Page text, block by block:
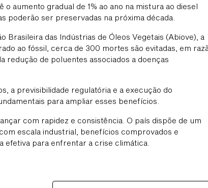
aumento gradual de 1% ao ano na mistura ao diesel
poderão ser preservadas na próxima década.
Brasileira das Indústrias de Óleos Vegetais (Abiove), a
ao fóssil, cerca de 300 mortes são evitadas, em
redução de poluentes associados a doenças
a previsibilidade regulatória e a execução do
para ampliar esses benefícios.
com rapidez e consistência. O país dispõe de um
escala industrial, benefícios comprovados e
efetiva para enfrentar a crise climática.